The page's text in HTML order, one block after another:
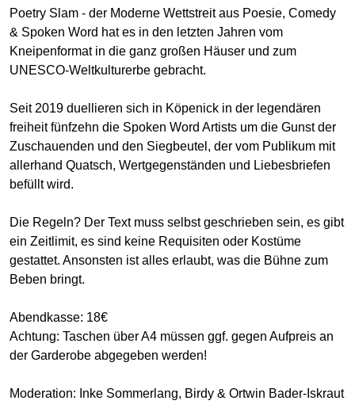
Poetry Slam - der Moderne Wettstreit aus Poesie, Comedy
& Spoken Word hat es in den letzten Jahren vom
Kneipenformat in die ganz großen Häuser und zum
UNESCO-Weltkulturerbe gebracht.
Seit 2019 duellieren sich in Köpenick in der legendären
freiheit fünfzehn die Spoken Word Artists um die Gunst der
Zuschauenden und den Siegbeutel, der vom Publikum mit
allerhand Quatsch, Wertgegenständen und Liebesbriefen
befüllt wird.
Die Regeln? Der Text muss selbst geschrieben sein, es gibt
ein Zeitlimit, es sind keine Requisiten oder Kostüme
gestattet. Ansonsten ist alles erlaubt, was die Bühne zum
Beben bringt.
Abendkasse: 18€
Achtung: Taschen über A4 müssen ggf. gegen Aufpreis an
der Garderobe abgegeben werden!
Moderation: Inke Sommerlang, Birdy & Ortwin Bader-Iskraut